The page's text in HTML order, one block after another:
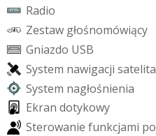
Radio
Zestaw głośnomówiący
Gniazdo USB
System nawigacji satelita
System nagłośnienia
Ekran dotykowy
Sterowanie funkcjami po